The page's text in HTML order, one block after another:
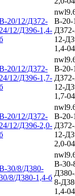
20/12/Д372-
24/12/Д396-1,4-
В-20-
12-
1,4-04
20/12/Д372-
24/12/Д396-1,7-
В-20-
12-
1,7-04
20/12/Д372-
24/12/Д396-2,0-
В-20-
12-
2,0-04
30/8/Д380-
8/Д380-1,4-б
В-30-
8-
1,4-04